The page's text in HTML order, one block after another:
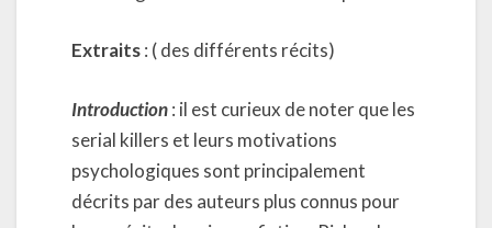
Extraits: ( des différents récits)
Introduction: il est curieux de noter que les
serial killers et leurs motivations
psychologiques sont principalement
décrits par des auteurs plus connus pour